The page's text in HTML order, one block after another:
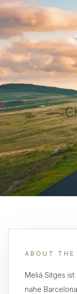
ABOUT THE
Meliá Sitges
nahe